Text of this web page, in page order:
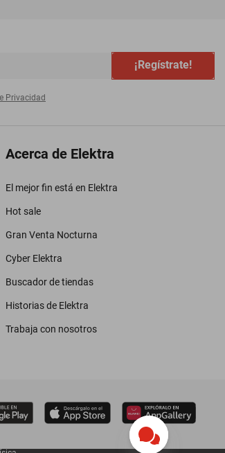
¡Regístrate!
Privacidad
Acerca de Elektra
El mejor fin está en Elektra
Hot sale
Gran Venta Nocturna
Cyber Elektra
Buscador de tiendas
Historias de Elektra
Trabaja con nosotros